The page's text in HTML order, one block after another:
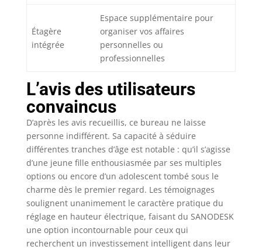
silencieux
fonctionnant à moins
de 50 dB. Dites adieu
aux distractions
concentrez-vous sur
vos tâches sans être
POUR LA SANTE AU
BUREAU : Chez
SANODESK, nous
croyons que votre
santé ne doit jamais
être mise en jeu au
nom du travail,
d'autant plus que
nous passons environ
un tiers de notre vie à
travailler. C'est
Étagère
intégrée
Espace supplémentaire pour
organiser vos affaires
personnelles ou
professionnelles
L’avis des utilisateurs
convaincus
D’après les avis recueillis, ce bureau ne laisse
personne indifférent. Sa capacité à séduire
différentes tranches d’âge est notable : qu’il s’agisse
d’une jeune fille enthousiasmée par ses multiples
options ou encore d’un adolescent tombé sous le
charme dès le premier regard. Les témoignages
soulignent unanimement le caractère pratique du
réglage en hauteur électrique, faisant du SANODESK
une option incontournable pour ceux qui
recherchent un investissement intelligent dans leur